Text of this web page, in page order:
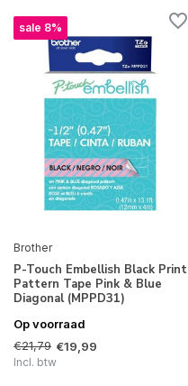
sale 8%
Brother
P-Touch Embellish Black Print
Pattern Tape Pink & Blue
Diagonal (MPPD31)
Op voorraad
€21,79 €19,99
Incl. btw